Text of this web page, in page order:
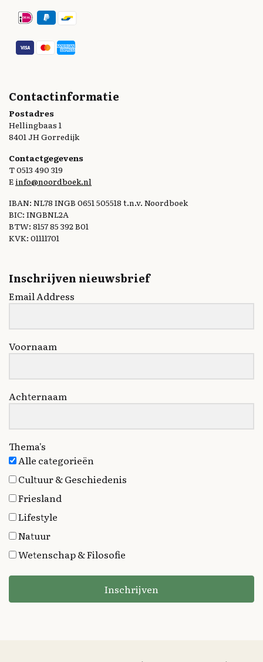
Contactinformatie
Postadres
Hellingbaas 1
8401 JH Gorredijk
Contactgegevens
T 0513 490 319
E info@noordboek.nl
IBAN: NL78 INGB 0651 505518 t.n.v. Noordboek
BIC: INGBNL2A
BTW: 8157 85 392 B01
KVK: 01111701
Inschrijven nieuwsbrief
Email Address
Voornaam
Achternaam
Thema's
Alle categorieën
Cultuur & Geschiedenis
Friesland
Lifestyle
Natuur
Wetenschap & Filosofie
Inschrijven